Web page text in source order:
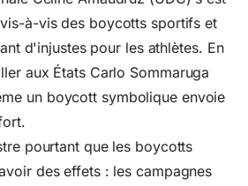
à-vis des boycotts sportifs et
d'injustes pour les athlètes. En
aux États Carlo Sommaruga
un boycott symbolique envoie
pourtant que les boycotts
des effets : les campagnes